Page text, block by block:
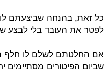
כל זאת, בהנחה שביצעתם לו
לפטר את העובד בלי לבצע
אם החלטתם לשלם לו חלף
שביום הפיטורים מסתיימים